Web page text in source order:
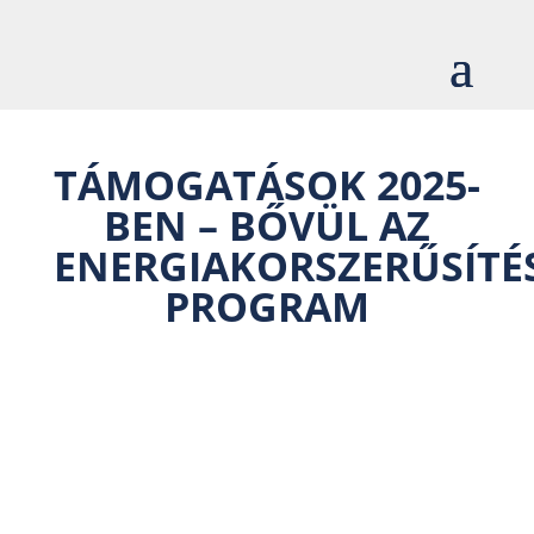
TÁMOGATÁSOK 2025-
BEN – BŐVÜL AZ
PROGRAM